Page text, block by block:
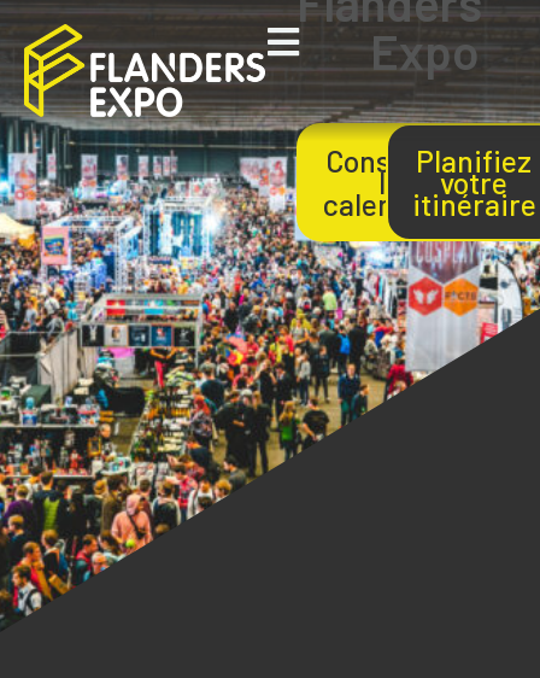
Expo
Consultez
le
calendrier
Planifiez
votre
itinéraire